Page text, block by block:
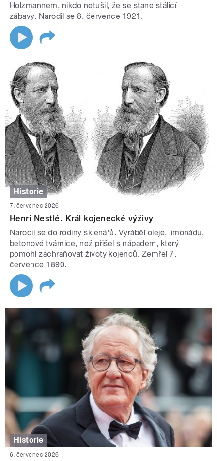
Holzmannem, nikdo netušil, že se stane stálicí
zábavy. Narodil se 8. července 1921.
Historie
7. červenec 2026
Henri Nestlé. Král kojenecké výživy
Narodil se do rodiny sklenářů. Vyráběl oleje, limonádu,
betonové tvárnice, než přišel s nápadem, který
pomohl zachraňovat životy kojenců. Zemřel 7.
července 1890.
Historie
6. červenec 2026